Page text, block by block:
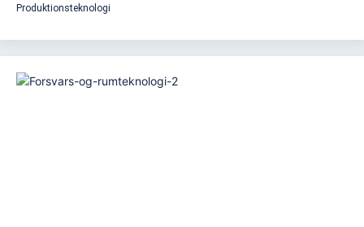
Produktionsteknologi